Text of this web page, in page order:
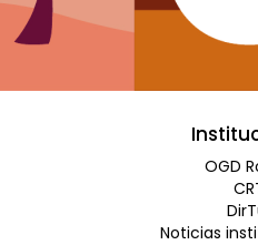
OGD
Noticias